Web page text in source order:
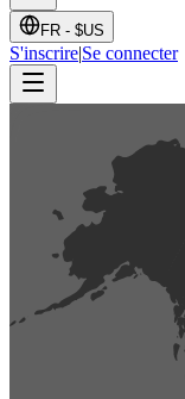
FR - $US
S'inscrire|Se connecter